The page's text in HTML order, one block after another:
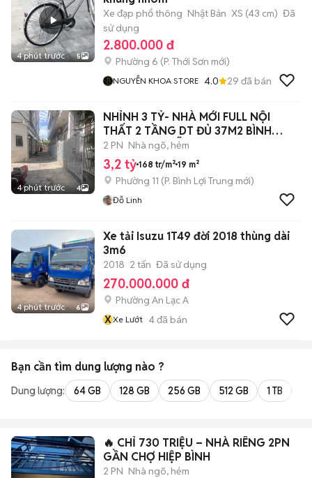
4 phút trước 5
Xe đạp phổ thông Nhật Bản XS (43 cm) Đã
sử dụng
2.800.000 đ
Phường 6 (P. Thới Sơn mới)
NGUYỄN KHOA STORE 4.0 29 đã bán
4 phút trước 4
NHỈNH 3 TỶ- NHÀ MỚI FULL NỘI
THẤT 2 TẦNG DT ĐỦ 37M2 BÌNH
THẠNH NGUYỄN
2 PN Nhà ngõ, hẻm
3,2 tỷ 168 tr/m² 19 m²
Phường 11 (P. Bình Lợi Trung mới)
Đỗ Linh
4 phút trước 6
Xe tải Isuzu 1T49 đời 2018 thùng dài
3m6
2018 2 tấn Đã sử dụng
270.000.000 đ
Phường An Lạc A
XXe Lướt 4đã bán
Bạn cần tìm dung lượng nào ?
Dung lượng: 64 GB 128 GB 256 GB 512 GB 1 TB
🔥 CHỈ 730 TRIỆU – NHÀ RIÊNG 2PN
GẦN CHỢ HIỆP BÌNH
2 PN Nhà ngõ, hẻm